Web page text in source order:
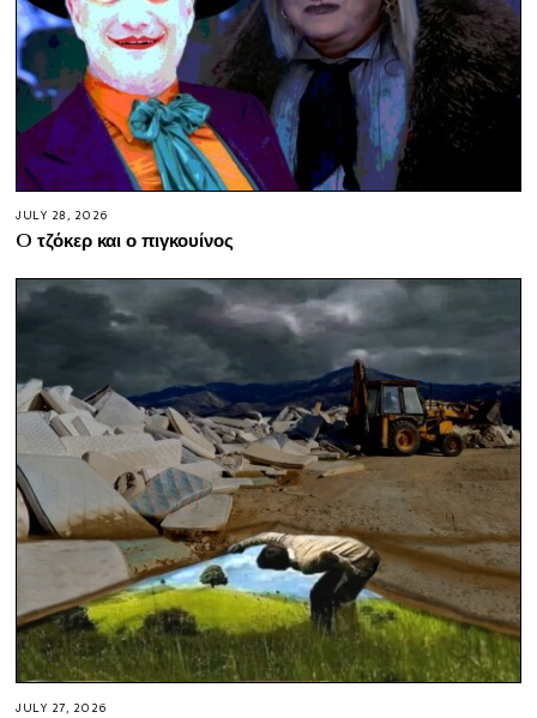
JULY 28, 2026
O τζόκερ και ο πιγκουίνος
JULY 27, 2026